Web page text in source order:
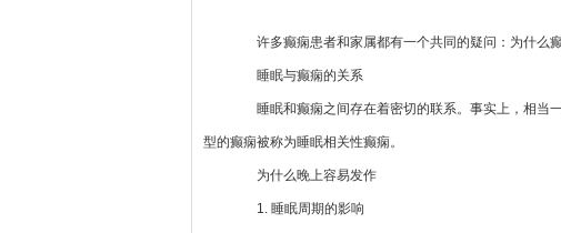
许多癫痫患者和家属都有一个共同的疑问：为什么癫
睡眠与癫痫的关系
睡眠和癫痫之间存在着密切的联系。事实上，相当
型的癫痫被称为睡眠相关性癫痫。
为什么晚上容易发作
1. 睡眠周期的影响